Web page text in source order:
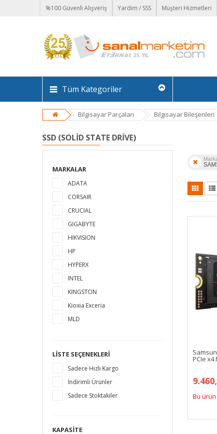
%100 Güvenli Alışveriş Yardım / SSS Müşteri Hizmetleri
Tüm Kategoriler
Bilgisayar Parçaları Bilgisayar Bileşenleri
SSD (SOLID STATE DRIVE)
MARKALAR
ADATA
CORSAIR
CRUCIAL
GIGABYTE
HIKVISION
HP
HYPERX
INTEL
KINGSTON
Kioxia Exceria
MLD
PLEXTOR
PNY
SAMSUNG
SANDISK
SILICON POWER
LISTE SEÇENEKLERI
Sadece Hızlı Kargo
İndirimli Ürünler
Sadece Stoktakiler
KAPASITE
PCIe x4
Bu